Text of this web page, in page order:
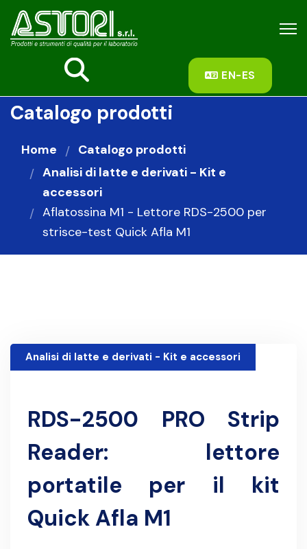
fa-
search
EN-ES
Catalogo prodotti
Home
Catalogo prodotti
Analisi di latte e derivati - Kit e
accessori
Aflatossina M1 - Lettore RDS-2500 per
strisce-test Quick Afla M1
RDS-2500 PRO Strip
Reader: lettore
portatile per il kit
Quick Afla M1
Analisi di latte e derivati - Kit e accessori
20 Novembre 2013